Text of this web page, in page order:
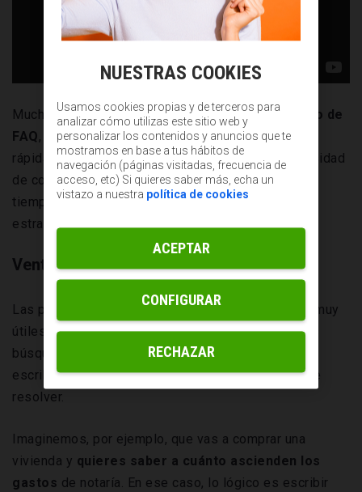
Muchas webs cuentan con unapartado específico de
FAQ, gracias al cual la gente puede acceder
rápidamente a las respuestas que busca sin necesidad
de contactar directamente con el servicio y perder
tiempo. En este sentido, se pueden considerar una
estrategia de marketing.
Ventajas de las FAQ
Las preguntas frecuentes en una página web, son muy
útiles para elposicionamiento SEO. De hecho, las
búsquedas en internet se hacen frecuentemente
escribiendo de manera literal la duda que se quiere
resolver.
Imaginemos, por ejemplo, que vas a comprar una
vivienda y quieres saber a cuánto ascienden los
gastos de notaría. En ese caso, lo lógico es escribir
NUESTRAS COOKIES
Usamos cookies propias y de terceros para
analizar cómo utilizas este sitio web y
personalizar los contenidos y anuncios que te
mostramos en base a tus hábitos de
navegación (páginas visitadas, frecuencia de
acceso, etc) Si quieres saber más, echa un
vistazo a nuestra política de cookies
RECHAZAR
ACEPTAR
CONFIGURAR